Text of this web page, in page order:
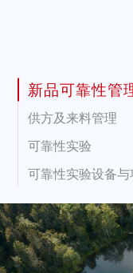
新品可靠性管
供方及来料管理
可靠性实验
可靠性实验设备与